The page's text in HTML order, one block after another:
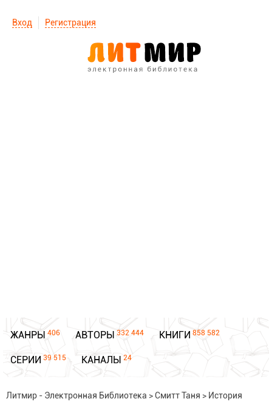
Вход Регистрация
ЖАНРЫ 406 АВТОРЫ 332 444 КНИГИ 858 582
СЕРИИ 39 515 КАНАЛЫ 24
Литмир - Электронная Библиотека >Смитт Таня > История